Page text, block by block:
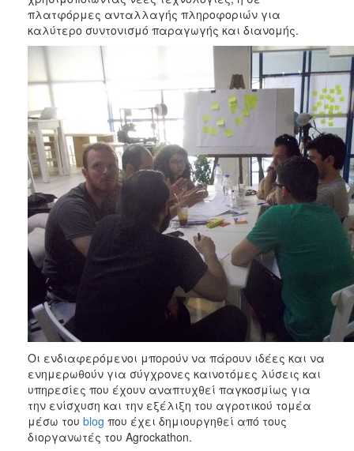
πλατφόρμες ανταλλαγής πληροφοριών για
καλύτερο συντονισμό παραγωγής και διανομής.
Οι ενδιαφερόμενοι μπορούν να πάρουν ιδέες και να
ενημερωθούν για σύγχρονες καινοτόμες λύσεις και
υπηρεσίες που έχουν αναπτυχθεί παγκοσμίως για
την ενίσχυση και την εξέλιξη του αγροτικού τομέα
μέσω του blog που έχει δημιουργηθεί από τους
διοργανωτές του Agrockathon.